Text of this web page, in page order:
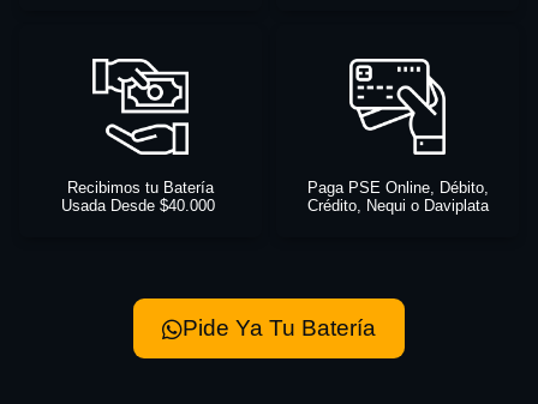
Recibimos tu Batería
Usada Desde $40.000
Paga PSE Online, Débito,
Crédito, Nequi o Daviplata
Pide Ya Tu Batería